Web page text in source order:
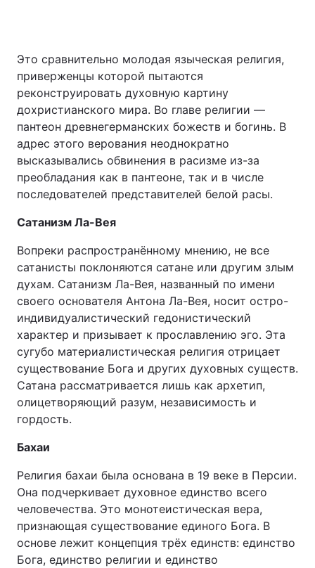
Это сравнительно молодая языческая религия,
приверженцы которой пытаются
реконструировать духовную картину
дохристианского мира. Во главе религии —
пантеон древнегерманских божеств и богинь. В
адрес этого верования неоднократно
высказывались обвинения в расизме из-за
преобладания как в пантеоне, так и в числе
последователей представителей белой расы.
Сатанизм Ла-Вея
Вопреки распространённому мнению, не все
сатанисты поклоняются сатане или другим злым
духам. Сатанизм Ла-Вея, названный по имени
своего основателя Антона Ла-Вея, носит остро-
индивидуалистический гедонистический
характер и призывает к прославлению эго. Эта
сугубо материалистическая религия отрицает
существование Бога и других духовных существ.
Сатана рассматривается лишь как архетип,
олицетворяющий разум, независимость и
гордость.
Бахаи
Религия бахаи была основана в 19 веке в Персии.
Она подчеркивает духовное единство всего
человечества. Это монотеистическая вера,
признающая существование единого Бога. В
основе лежит концепция трёх единств: единство
Бога, единство религии и единство